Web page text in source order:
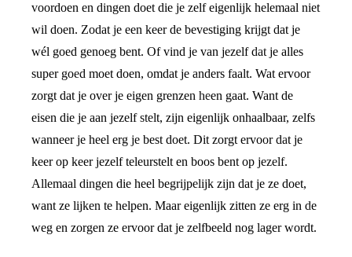
voordoen en dingen doet die je zelf eigenlijk helemaal niet
wil doen. Zodat je een keer de bevestiging krijgt dat je
wél goed genoeg bent. Of vind je van jezelf dat je alles
super goed moet doen, omdat je anders faalt. Wat ervoor
zorgt dat je over je eigen grenzen heen gaat. Want de
eisen die je aan jezelf stelt, zijn eigenlijk onhaalbaar, zelfs
wanneer je heel erg je best doet. Dit zorgt ervoor dat je
keer op keer jezelf teleurstelt en boos bent op jezelf.
Allemaal dingen die heel begrijpelijk zijn dat je ze doet,
want ze lijken te helpen. Maar eigenlijk zitten ze erg in de
weg en zorgen ze ervoor dat je zelfbeeld nog lager wordt.